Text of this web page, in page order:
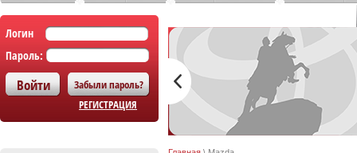
Логин
Пароль:
Забыли пароль?
РЕГИСТРАЦИЯ